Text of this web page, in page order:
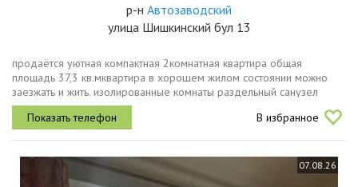
р-н Автозаводский
улица Шишкинский бул 13
продаётся уютная компактная 2комнатная квартира общая
площадь 37,3 кв.мквартира в хорошем жилом состоянии можно
заезжать и жить. изолированные комнаты раздельный санузел
большой балкон удобная и функциональная планировка тихий и
комфортный район с...
В избранное
07.08.26